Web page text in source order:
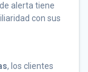
alerta tiene
con sus
, los clientes